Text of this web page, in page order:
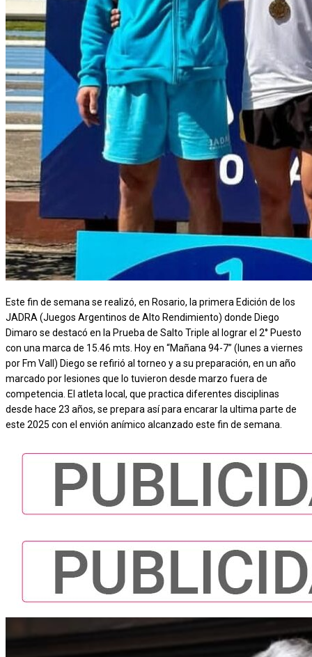
Este fin de semana se realizó, en Rosario, la primera Edición de los
JADRA (Juegos Argentinos de Alto Rendimiento) donde Diego
Dimaro se destacó en la Prueba de Salto Triple al lograr el 2° Puesto
con una marca de 15.46 mts. Hoy en “Mañana 94-7” (lunes a viernes
por Fm Vall) Diego se refirió al torneo y a su preparación, en un año
marcado por lesiones que lo tuvieron desde marzo fuera de
competencia. El atleta local, que practica diferentes disciplinas
desde hace 23 años, se prepara así para encarar la ultima parte de
este 2025 con el envión anímico alcanzado este fin de semana.